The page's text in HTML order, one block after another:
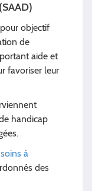
objectif
de
aide et
favoriser leur
handicap
à
des